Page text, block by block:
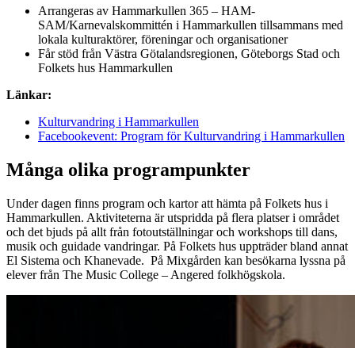
Arrangeras av Hammarkullen 365 – HAM-
SAM/Karnevalskommittén i Hammarkullen tillsammans med
lokala kulturaktörer, föreningar och organisationer
Får stöd från Västra Götalandsregionen, Göteborgs Stad och
Folkets hus Hammarkullen
Länkar:
Kulturvandring i Hammarkullen
Facebookevent: Program för Kulturvandring i Hammarkullen
Många olika programpunkter
Under dagen finns program och kartor att hämta på Folkets hus i
Hammarkullen. Aktiviteterna är utspridda på flera platser i området
och det bjuds på allt från fotoutställningar och workshops till dans,
musik och guidade vandringar. På Folkets hus uppträder bland annat
El Sistema och Khanevade. På Mixgården kan besökarna lyssna på
elever från The Music College – Angered folkhögskola.